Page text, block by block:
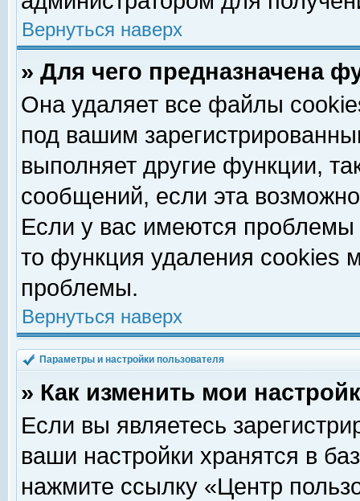
Вернуться наверх
» Для чего предназначена
Она удаляет все файлы
под вашим
выполняет другие функции,
сообщений, если эта
Если у вас имеются
то функция удаления cookies
проблемы.
Вернуться наверх
Параметры и настройки пользователя
» Как изменить мои
Если вы являетесь
ваши настройки хранятся в
нажмите ссылку «Центр